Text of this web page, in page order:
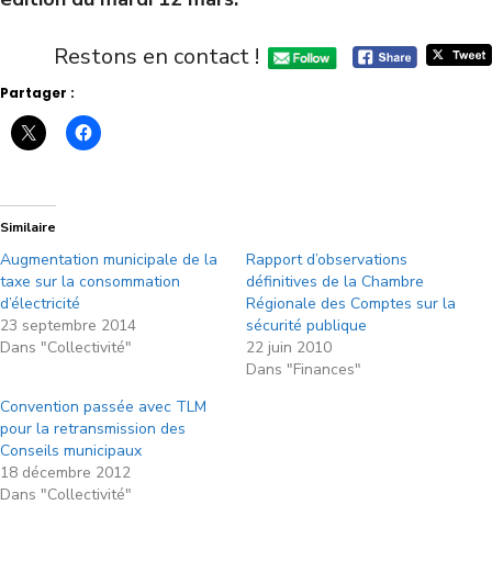
Restons en contact !
Partager :
Similaire
Augmentation municipale de la
taxe sur la consommation
d’électricité
23 septembre 2014
Dans "Collectivité"
Rapport d’observations
définitives de la Chambre
Régionale des Comptes sur la
sécurité publique
22 juin 2010
Dans "Finances"
Convention passée avec TLM
pour la retransmission des
Conseils municipaux
18 décembre 2012
Dans "Collectivité"